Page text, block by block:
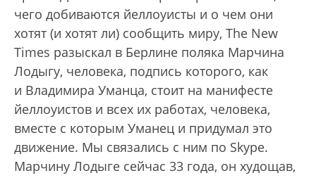
чего добиваются йеллоуисты и о чем они
хотят (и хотят ли) сообщить миру, The New
Times разыскал в Берлине поляка Марчина
Лодыгу, человека, подпись которого, как
и Владимира Уманца, стоит на манифесте
йеллоуистов и всех их работах, человека,
вместе с которым Уманец и придумал это
движение. Мы связались с ним по Skype.
Марчину Лодыге сейчас 33 года, он худощав,